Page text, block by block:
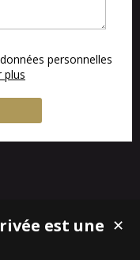
personnelles
plus
✕
est une